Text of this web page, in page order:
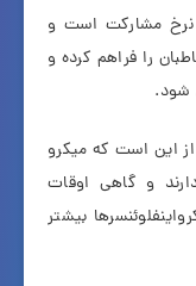
نرخ مشارکت است و
را فراهم کرده و
شود.
این است که میکرو
دارند و گاهی اوقات
بیشتر